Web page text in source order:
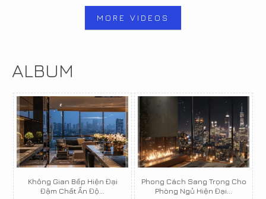
MORE VIDEOS
ALBUM
Không Gian Bếp Hiện Đại
Đậm Chất Ấn Độ...
Phong Cách Sang Trọng Cho
Phòng Ngủ Hiện Đại...